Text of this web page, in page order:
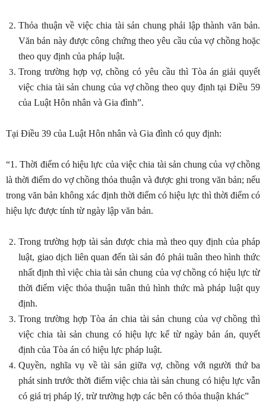
Thỏa thuận về việc chia tài sản chung phải lập thành văn bản.
Văn bản này được công chứng theo yêu cầu của vợ chồng hoặc
theo quy định của pháp luật.
Trong trường hợp vợ, chồng có yêu cầu thì Tòa án giải quyết
việc chia tài sản chung của vợ chồng theo quy định tại Điều 59
của Luật Hôn nhân và Gia đình”.
Tại Điều 39 của Luật Hôn nhân và Gia đình có quy định:
“1. Thời điểm có hiệu lực của việc chia tài sản chung của vợ chồng
là thời điểm do vợ chồng thỏa thuận và được ghi trong văn bản; nếu
trong văn bản không xác định thời điểm có hiệu lực thì thời điểm có
hiệu lực được tính từ ngày lập văn bản.
Trong trường hợp tài sản được chia mà theo quy định của pháp
luật, giao dịch liên quan đến tài sản đó phải tuân theo hình thức
nhất định thì việc chia tài sản chung của vợ chồng có hiệu lực từ
thời điểm việc thỏa thuận tuân thủ hình thức mà pháp luật quy
định.
Trong trường hợp Tòa án chia tài sản chung của vợ chồng thì
việc chia tài sản chung có hiệu lực kể từ ngày bản án, quyết
định của Tòa án có hiệu lực pháp luật.
Quyền, nghĩa vụ về tài sản giữa vợ, chồng với người thứ ba
phát sinh trước thời điểm việc chia tài sản chung có hiệu lực vẫn
có giá trị pháp lý, trừ trường hợp các bên có thỏa thuận khác”